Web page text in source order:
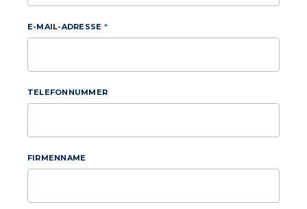
E-MAIL-ADRESSE
TELEFONNUMMER
FIRMENNAME